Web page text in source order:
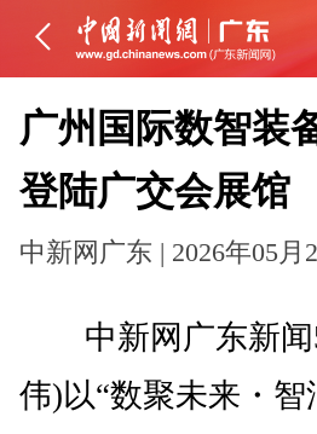
广州国际数智装
登陆广交会展馆
中新网广东 | 2026年05月
中新网广东新闻5
伟)以“数聚未来・